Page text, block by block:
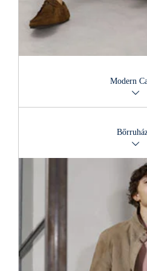
Modern
trendekkel! Dobj be mindig